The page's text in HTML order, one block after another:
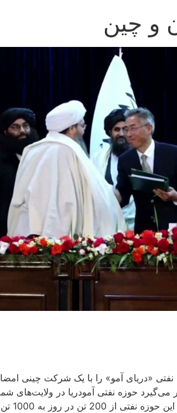
و چین
دی قرارداد استخراج نفت از حوزه نفتی «دریای آمو» را
چین منعقد می‌شود. این قرارداد نفتی که مدت 25 سال را در بر